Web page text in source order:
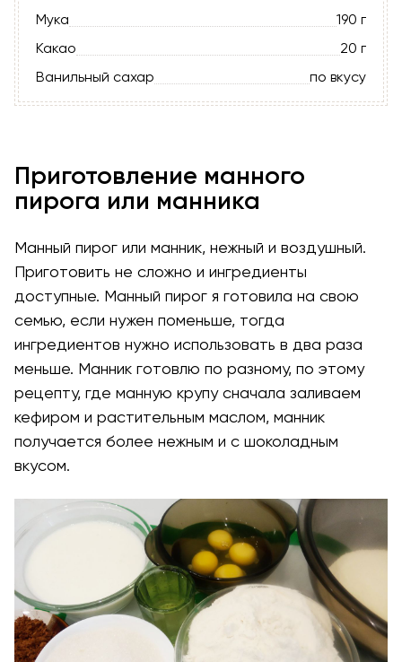
Мука
190 г
Какао
20 г
Ванильный сахар
по вкусу
Приготовление манного
пирога или манника
Манный пирог или манник, нежный и воздушный.
Приготовить не сложно и ингредиенты
доступные. Манный пирог я готовила на свою
семью, если нужен поменьше, тогда
ингредиентов нужно использовать в два раза
меньше. Манник готовлю по разному, по этому
рецепту, где манную крупу сначала заливаем
кефиром и растительным маслом, манник
получается более нежным и с шоколадным
вкусом.